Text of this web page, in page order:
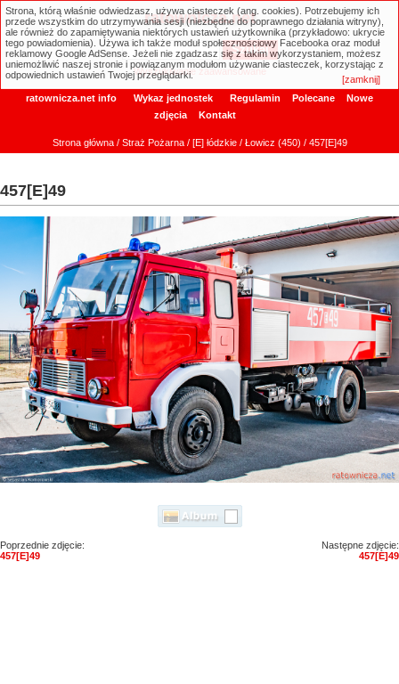
ratownicza.net
Wyszukiwanie zaawansowane
ratownicza.net info Wykaz jednostek Regulamin Polecane
Nowe
zdjęcia
Kontakt
Strona główna/ Straż Pożarna/ [E] łódzkie/ Łowicz (450) / 457[E]49
457[E]49
Poprzednie zdjęcie:
457[E]49
Następne zdjęcie:
457[E]49
Strona, którą właśnie odwiedzasz, używa ciasteczek (ang. cookies). Potrzebujemy ich
przede wszystkim do utrzymywania sesji (niezbędne do poprawnego działania witryny),
ale również do zapamiętywania niektórych ustawień użytkownika (przykładowo: ukrycie
tego powiadomienia). Używa ich także moduł społecznościowy Facebooka oraz moduł
reklamowy Google AdSense. Jeżeli nie zgadzasz się z takim wykorzystaniem, możesz
uniemożliwić naszej stronie i powiązanym modułom używanie ciasteczek, korzystając z
odpowiednich ustawień Twojej przeglądarki.
[zamknij]